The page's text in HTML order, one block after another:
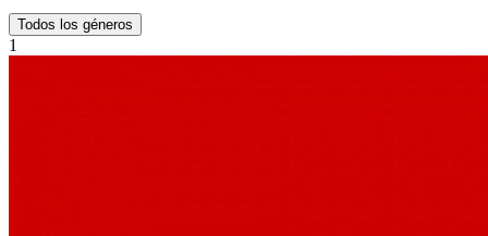
Todos los géneros
1